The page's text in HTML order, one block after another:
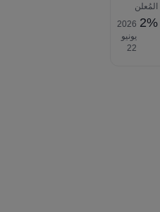
المُعلن
2%
2026‎
يونيو
‎22